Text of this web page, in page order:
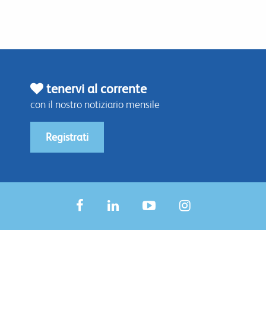
tenervi al corrente
con il nostro notiziario mensile
Registrati